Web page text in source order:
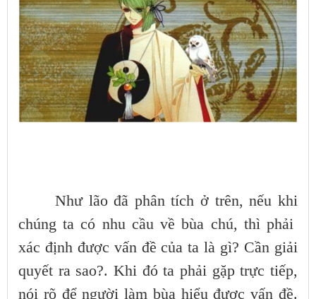
Như lão đã phân tích ở trên, nếu khi
chúng ta có nhu cầu về bùa chú, thì phải
xác định được vấn đề của ta là gì? Cần giải
quyết ra sao?. Khi đó ta phải gặp trực tiếp,
nói rõ để người làm bùa hiểu được vấn đề.